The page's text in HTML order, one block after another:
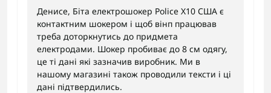
Денисе, Біта електрошокер Police X10 США є
контактним шокером і щоб вінп працював
треба доторкнутись до придмета
електродами. Шокер пробиває до 8 см одягу,
це ті дані які зазначив виробник. Ми в
нашому магазині також проводили тексти і ці
дані підтвердились.